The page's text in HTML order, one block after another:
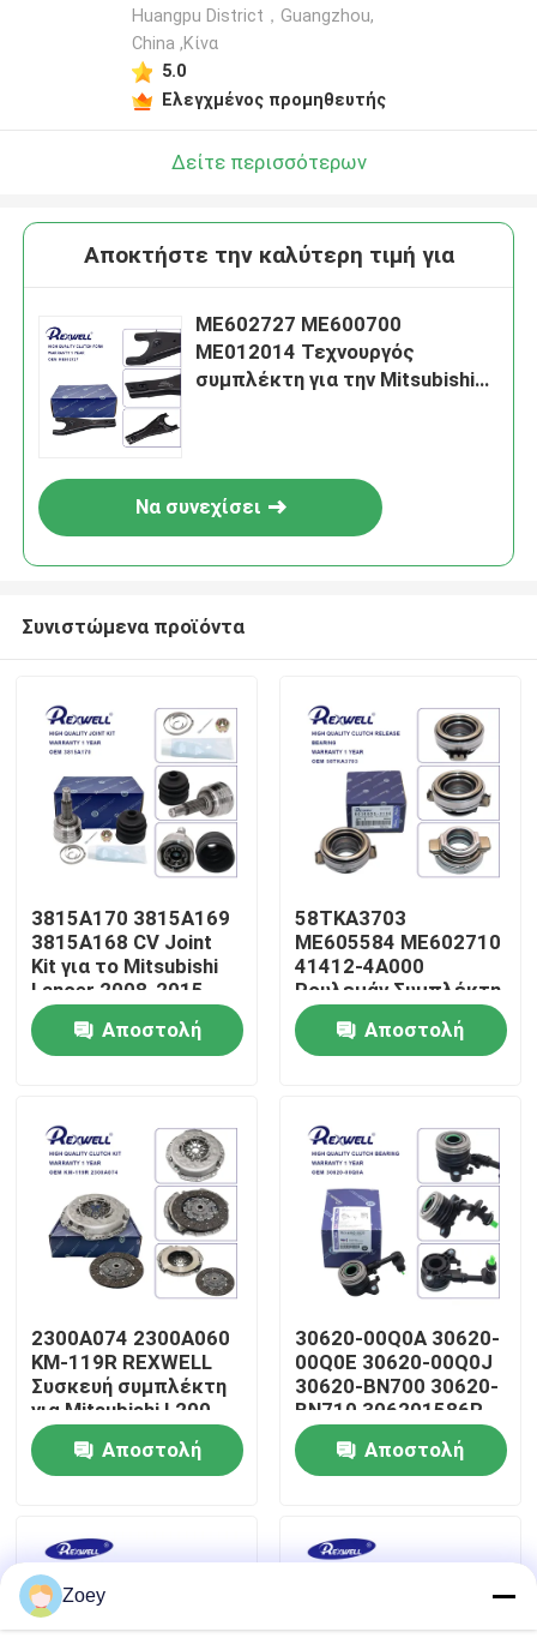
Σπίτι
Προϊόντα
Σχετικά με εμάς
Επισκέψεις στο εργοστάσιο
Έλεγχος Ποιότητας
Επικοινωνήστε μαζί μας
υποθέσεις
Ζητήστε μια προσφορά
Huangpu District，Guangzhou,
China ,Κίνα
5.0
Ελεγχμένος προμηθευτής
Δείτε περισσότερων
Αποκτήστε την καλύτερη τιμή για
ME602727 ME600700
ME012014 Τεχνουργός
συμπλέκτη για την Mitsubishi
Να συνεχίσει
Συνιστώμενα προϊόντα
3815A170 3815A169
3815A168 CV Joint
Kit για το Mitsubishi
Lancer 2008-2015
Αποστολή
58TKA3703
ME605584 ME602710
41412-4A000
Ρουλεμάν Συμπλέκτη
για Mitsubishi Canter
Pajero Αποστολή
2300A074 2300A060
KM-119R REXWELL
Συσκευή συμπλέκτη
για Mitsubishi L200
Triton
Αποστολή
30620-00Q0A 30620-
00Q0E 30620-00Q0J
30620-BN700 30620-
BN710 306201586R
Κεντρικός κυλίνδρος
σκλάβου συμπλέκτη
Υδραυλικό
συμπλέκτη Για Nissan
Αποστολή
Zoey